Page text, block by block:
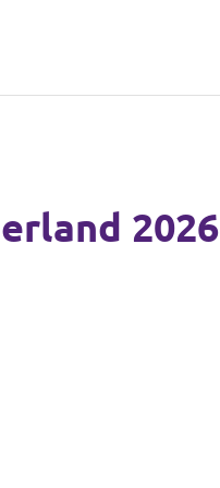
2026